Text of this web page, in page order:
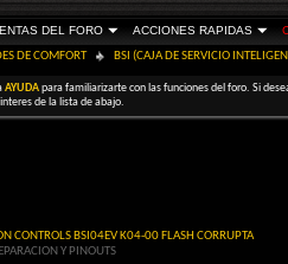
DEL FORO ACCIONES RAPIDAS
DE COMFORT BSI (CAJA DE SERVICIO
AYUDApara familiarizarte con las funciones del foro. Si
de la lista de abajo.
BSI04EV K04-00 FLASH CORRUPTA
Y PINOUTS